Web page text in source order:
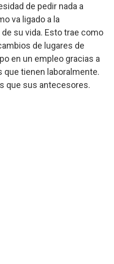
de pedir nada a
va ligado a la
su vida. Esto trae como
de lugares de
en un empleo gracias a
que tienen laboralmente.
que sus antecesores.